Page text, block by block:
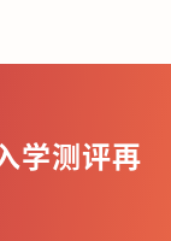
学测评再